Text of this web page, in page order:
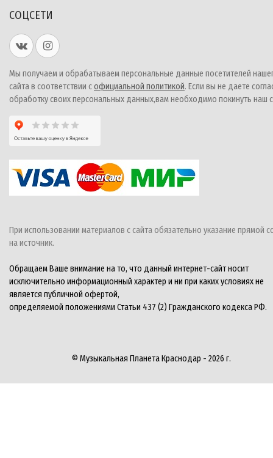
СОЦСЕТИ
Мы получаем и обрабатываем персональные данные посетителей
сайта в соответствии софициальной политикой. Если вы не даете
обработку своих персональных данных,вам необходимо покинуть наш
При использовании материалов с сайта обязательно указание прямой
на источник.
Обращаем Ваше внимание на то, что данный интернет-сайт носит
исключительно информационный характер и ни при каких условиях не
является публичной офертой,
определяемой положениями Статьи 437 (2) Гражданского кодекса РФ.
© Музыкальная Планета Краснодар - 2026 г.